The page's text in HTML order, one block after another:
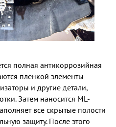
полная антикоррозийная
пленкой элементы
и другие детали,
Затем наносится ML-
все скрытые полости
защиту. После этого